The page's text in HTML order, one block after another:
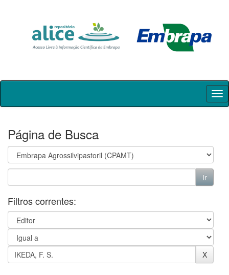
Skip
Página de Busca
Filtros correntes: